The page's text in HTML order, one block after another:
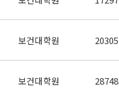
보건대학원 20305
보건대학원 28748